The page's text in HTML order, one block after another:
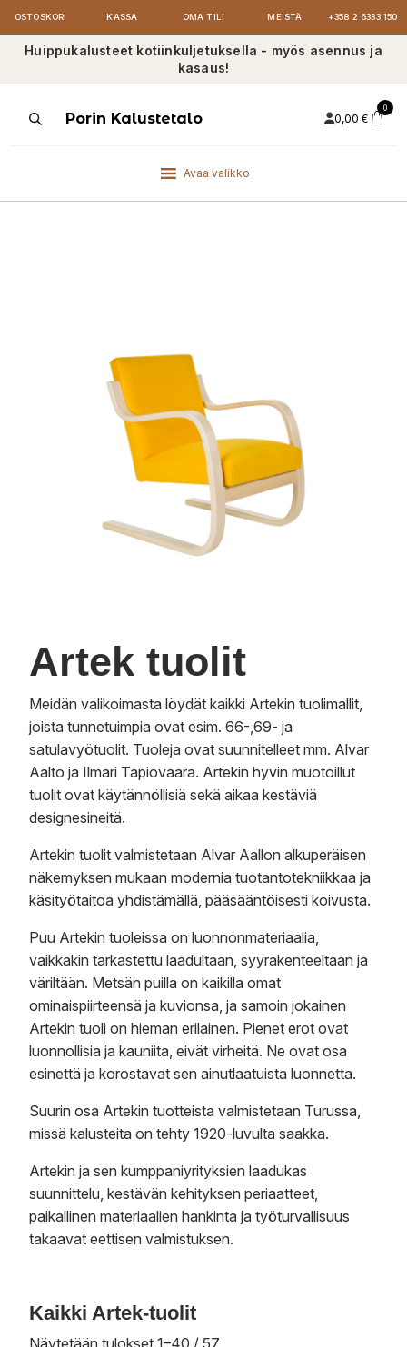
OSTOSKORI KASSA OMA TILI MEISTÄ +358 2 6333 150
Huippukalusteet kotiinkuljetuksella - myös asennus ja
kasaus!
ProductsPorin Kalustetalo 0,00 €
0
Avaa valikko
Artek tuolit
Meidän valikoimasta löydät kaikki Artekin tuolimallit,
joista tunnetuimpia ovat esim. 66-,69- ja
satulavyötuolit. Tuoleja ovat suunnitelleet mm. Alvar
Aalto ja Ilmari Tapiovaara. Artekin hyvin muotoillut
tuolit ovat käytännöllisiä sekä aikaa kestäviä
designesineitä.
Artekin tuolit valmistetaan Alvar Aallon alkuperäisen
näkemyksen mukaan modernia tuotantotekniikkaa ja
käsityötaitoa yhdistämällä, pääsääntöisesti koivusta.
Puu Artekin tuoleissa on luonnonmateriaalia,
vaikkakin tarkastettu laadultaan, syyrakenteeltaan ja
väriltään. Metsän puilla on kaikilla omat
ominaispiirteensä ja kuvionsa, ja samoin jokainen
Artekin tuoli on hieman erilainen. Pienet erot ovat
luonnollisia ja kauniita, eivät virheitä. Ne ovat osa
esinettä ja korostavat sen ainutlaatuista luonnetta.
Suurin osa Artekin tuotteista valmistetaan Turussa,
missä kalusteita on tehty 1920-luvulta saakka.
Artekin ja sen kumppaniyrityksien laadukas
suunnittelu, kestävän kehityksen periaatteet,
paikallinen materiaalien hankinta ja työturvallisuus
takaavat eettisen valmistuksen.
Kaikki Artek-tuolit
Näytetään tulokset 1–40 / 57